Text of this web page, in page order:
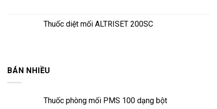
Thuốc diệt mối ALTRISET 200SC
BÁN NHIỀU
Thuốc phòng mối PMS 100 dạng bột